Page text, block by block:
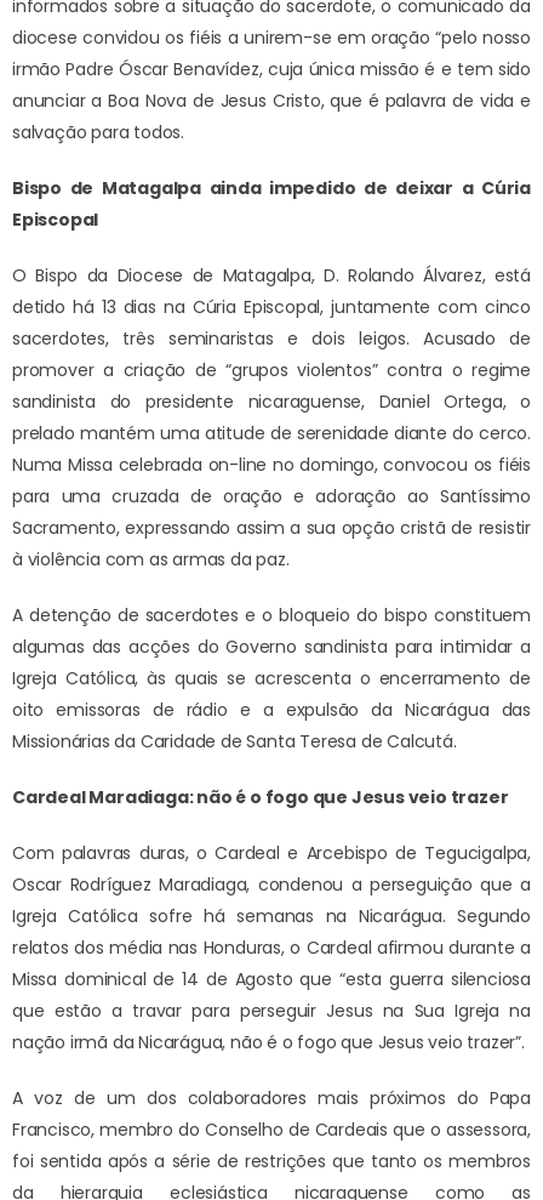
informados sobre a situação do sacerdote, o comunicado da
diocese convidou os fiéis a unirem-se em oração “pelo nosso
irmão Padre Óscar Benavídez, cuja única missão é e tem sido
anunciar a Boa Nova de Jesus Cristo, que é palavra de vida e
salvação para todos.
Bispo de Matagalpa ainda impedido de deixar a Cúria
Episcopal
O Bispo da Diocese de Matagalpa, D. Rolando Álvarez, está
detido há 13 dias na Cúria Episcopal, juntamente com cinco
sacerdotes, três seminaristas e dois leigos. Acusado de
promover a criação de “grupos violentos” contra o regime
sandinista do presidente nicaraguense, Daniel Ortega, o
prelado mantém uma atitude de serenidade diante do cerco.
Numa Missa celebrada on-line no domingo, convocou os fiéis
para uma cruzada de oração e adoração ao Santíssimo
Sacramento, expressando assim a sua opção cristã de resistir
à violência com as armas da paz.
A detenção de sacerdotes e o bloqueio do bispo constituem
algumas das acções do Governo sandinista para intimidar a
Igreja Católica, às quais se acrescenta o encerramento de
oito emissoras de rádio e a expulsão da Nicarágua das
Missionárias da Caridade de Santa Teresa de Calcutá.
Cardeal Maradiaga: não é o fogo que Jesus veio trazer
Com palavras duras, o Cardeal e Arcebispo de Tegucigalpa,
Oscar Rodríguez Maradiaga, condenou a perseguição que a
Igreja Católica sofre há semanas na Nicarágua. Segundo
relatos dos média nas Honduras, o Cardeal afirmou durante a
Missa dominical de 14 de Agosto que “esta guerra silenciosa
que estão a travar para perseguir Jesus na Sua Igreja na
nação irmã da Nicarágua, não é o fogo que Jesus veio trazer”.
A voz de um dos colaboradores mais próximos do Papa
Francisco, membro do Conselho de Cardeais que o assessora,
foi sentida após a série de restrições que tanto os membros
da hierarquia eclesiástica nicaraguense como as